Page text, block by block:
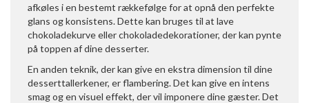
afkøles i en bestemt rækkefølge for at opnå den perfekte
glans og konsistens. Dette kan bruges til at lave
chokoladekurve eller chokoladedekorationer, der kan pynte
på toppen af dine desserter.
En anden teknik, der kan give en ekstra dimension til dine
desserttallerkener, er flambering. Det kan give en intens
smag og en visuel effekt, der vil imponere dine gæster. Det